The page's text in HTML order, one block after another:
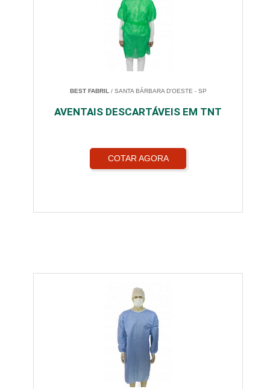
BEST FABRIL / SANTA BÁRBARA D'OESTE - SP
AVENTAIS DESCARTÁVEIS EM TNT
COTAR AGORA